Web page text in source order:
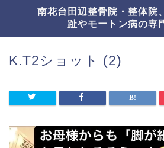
南花台田辺整骨院・整体院
趾やモートン病の専
K.T2ショット (2)